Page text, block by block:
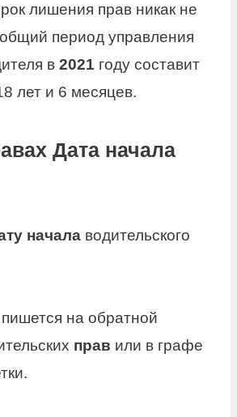
лишения прав никак не
период управления
в 2021 году составит
лет и 6 месяцев.
Дата начала
начала водительского
пишется на обратной
прав или в графе